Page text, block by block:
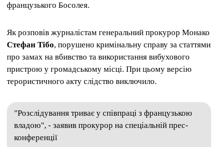
французького Босолея.
Як розповів журналістам генеральний прокурор Монако
Стефан Тібо, порушено кримінальну справу за статтями
про замах на вбивство та використання вибухового
пристрою у громадському місці. При цьому версію
терористичного акту слідство виключило.
"Розслідування триває у співпраці з французькою
владою", - заявив прокурор на спеціальній прес-
конференції